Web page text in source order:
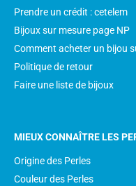
Prendre un crédit : cetelem
Bijoux sur mesure page NP
Comment acheter un bijou
Politique de retour
Faire une liste de bijoux
MIEUX CONNAÎTRE LES
Origine des Perles
Couleur des Perles